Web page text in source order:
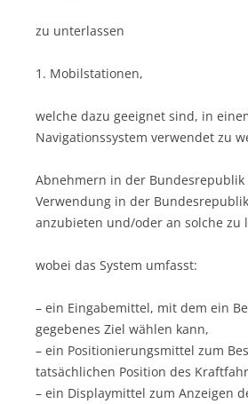
zu unterlassen
1. Mobilstationen,
welche dazu geeignet sind, in
Navigationssystem verwendet zu
Abnehmern in der
Verwendung in der
anzubieten und/oder an solche zu
wobei das System umfasst:
– ein Eingabemittel, mit dem ein
gegebenes Ziel wählen kann,
– ein Positionierungsmittel zum
tatsächlichen Position des
– ein Displaymittel zum Anzeigen